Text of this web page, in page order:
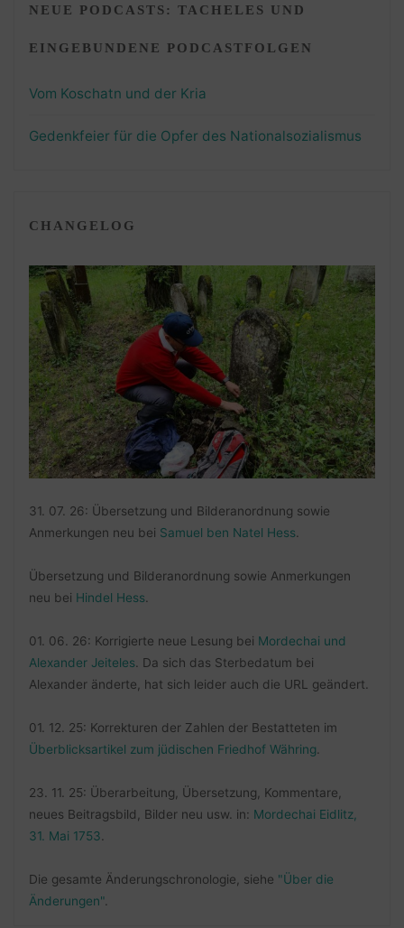
NEUE PODCASTS: TACHELES UND
EINGEBUNDENE PODCASTFOLGEN
Vom Koschatn und der Kria
Gedenkfeier für die Opfer des Nationalsozialismus
CHANGELOG
31. 07. 26: Übersetzung und Bilderanordnung sowie
Anmerkungen neu bei Samuel ben Natel Hess
Übersetzung und Bilderanordnung sowie Anmerkungen
neu bei Hindel Hess
01. 06. 26: Korrigierte neue Lesung bei Mordechai und
Alexander Jeiteles . Da sich das Sterbedatum bei
Alexander änderte, hat sich leider auch die URL geändert.
01. 12. 25: Korrekturen der Zahlen der Bestatteten im
Überblicksartikel zum jüdischen Friedhof Währing
23. 11. 25: Überarbeitung, Übersetzung, Kommentare,
neues Beitragsbild, Bilder neu usw. in: Mordechai Eidlitz,
31. Mai 1753
Die gesamte Änderungschronologie, siehe "Über die
Änderungen".